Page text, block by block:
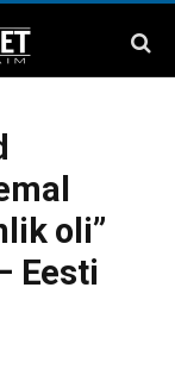
oli”
Eesti